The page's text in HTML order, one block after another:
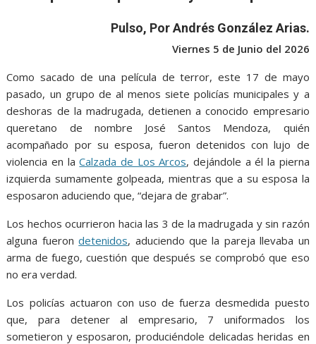
p g m
Pulso, Por Andrés González Arias.
Viernes 5 de Junio del 2026
Como sacado de una película de terror, este 17 de mayo
pasado, un grupo de al menos siete policías municipales y a
deshoras de la madrugada, detienen a conocido empresario
queretano de nombre José Santos Mendoza, quién
acompañado por su esposa, fueron detenidos con lujo de
violencia en laCalzada de Los Arcos, dejándole a él la pierna
izquierda sumamente golpeada, mientras que a su esposa la
esposaron aduciendo que, “dejara de grabar”.
Los hechos ocurrieron hacia las 3 de la madrugada y sin razón
alguna fuerondetenidos, aduciendo que la pareja llevaba un
arma de fuego, cuestión que después se comprobó que eso
no era verdad.
Los policías actuaron con uso de fuerza desmedida puesto
que, para detener al empresario, 7 uniformados los
sometieron y esposaron, produciéndole delicadas heridas en